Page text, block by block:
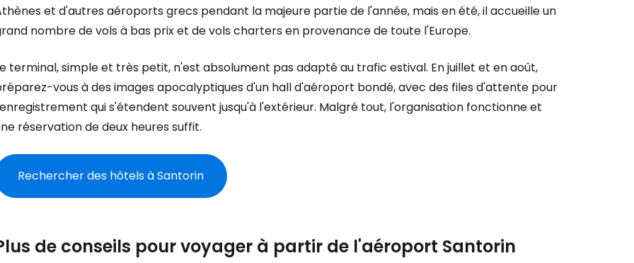
et d'autres aéroports grecs pendant la majeure partie de l'année, mais en été, il accueille un
nombre de vols à bas prix et de vols charters en provenance de toute l'Europe.
terminal, simple et très petit, n'est absolument pas adapté au trafic estival. En juillet et en août,
vous à des images apocalyptiques d'un hall d'aéroport bondé, avec des files d'attente pour
qui s'étendent souvent jusqu'à l'extérieur. Malgré tout, l'organisation fonctionne et
réservation de deux heures suffit.
Rechercher des hôtels à Santorin
de conseils pour voyager à partir de l'aéroport Santorin
Se connecter à Cestee
... la communauté mondiale des voyageurs